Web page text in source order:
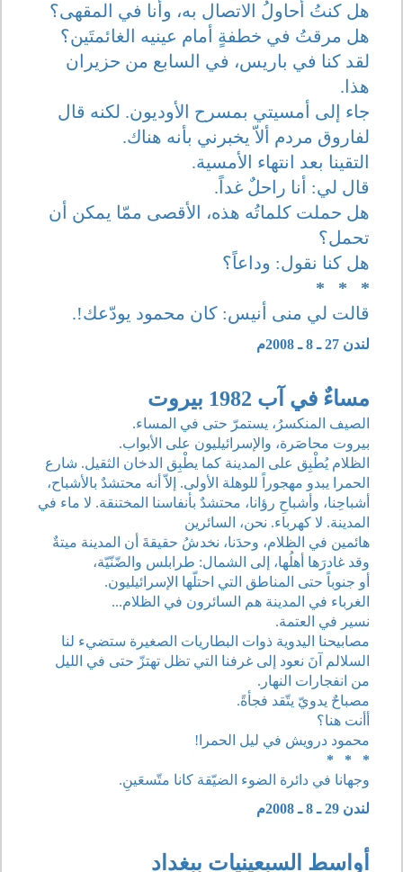
هل كنتُ أحاولُ الاتصال به، وأنا في المقهى؟
هل مرقتُ في خطفةٍ أمام عينيه الغائمتَين؟
لقد كنا في باريس، في السابع من حزيران
هذا.
جاء إلى أمسيتي بمسرح الأوديون. لكنه قال
لفاروق مردم ألاّ يخبرني بأنه هناك.
التقينا بعد انتهاء الأمسية.
قال لي: أنا راحلٌ غداً.
هل حملت كلماتُه هذه، الأقصى ممّا يمكن أن
تحمل؟
هل كنا نقول: وداعاً؟
* * *
قالت لي منى أنيس: كان محمود يودّعك!.
لندن 27 ـ 8 ـ 2008م
مساءٌ في آب 1982 بيروت
الصيف المنكسرُ، يستمرّ حتى في المساء.
بيروت محاصَرة، والإسرائيليون على الأبواب.
الظلام يُطْبِق على المدينة كما يطْبِق الدخان الثقيل. شارع
الحمرا يبدو مهجوراً للوهلة الأولى. إلاّ أنه محتشدٌ بالأشباح،
أشباحِنا، وأشباحِ رؤانا، محتشدٌ بأنفاسنا المختنقة. لا ماء في
المدينة. لا كهرباء. نحن، السائرين
هائمين في الظلام، وحدَنا، نخدشُ حقيقةَ أن المدينة ميتةٌ
وقد غادرَها أهلُها، إلى الشمال: طرابلس والضّنّيّة،
أو جنوباً حتى المناطق التي احتلّها الإسرائيليون.
الغرباء في المدينة هم السائرون في الظلام...
نسير في العتمة.
مصابيحنا اليدوية ذوات البطاريات الصغيرة ستضيء لنا
السلالم آنَ نعود إلى غرفنا التي تظل تهتزّ حتى في الليل
من انفجارات النهار.
مصباحٌ يدويّ يتّقد فجأةً.
أأنت هنا؟
محمود درويش في ليل الحمرا!
* * *
وجهانا في دائرة الضوء الضيّقة كانا متّسعَينِ.
لندن 29 ـ 8 ـ 2008م
أواسط السبعينيات ببغداد